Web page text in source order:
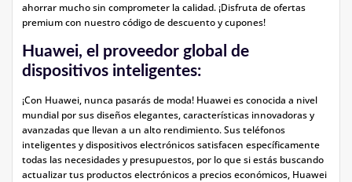
ahorrar mucho sin comprometer la calidad. ¡Disfruta de ofertas
premium con nuestro código de descuento y cupones!
Huawei, el proveedor global de
dispositivos inteligentes:
¡Con Huawei, nunca pasarás de moda! Huawei es conocida a nivel
mundial por sus diseños elegantes, características innovadoras y
avanzadas que llevan a un alto rendimiento. Sus teléfonos
inteligentes y dispositivos electrónicos satisfacen específicamente
todas las necesidades y presupuestos, por lo que si estás buscando
actualizar tus productos electrónicos a precios económicos, Huawei